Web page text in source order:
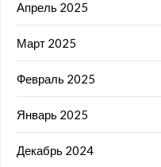
Апрель 2025
Март 2025
Февраль 2025
Январь 2025
Декабрь 2024